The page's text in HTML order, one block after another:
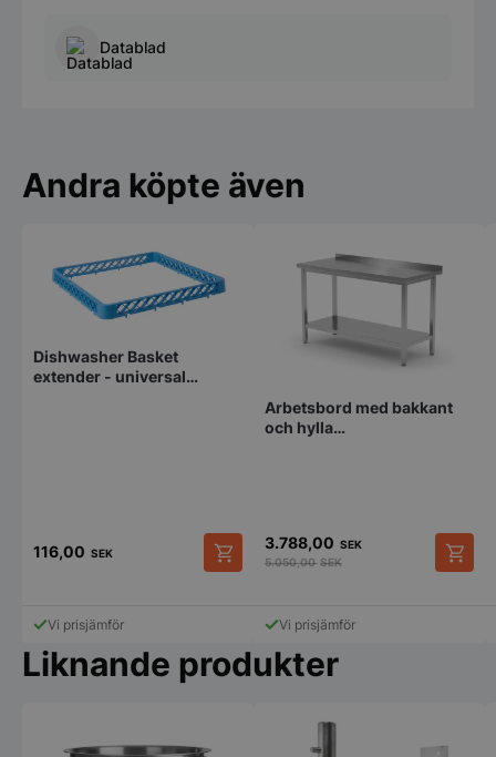
Datablad
Andra köpte även
Dishwasher Basket
extender - universal
116,00 SEK
Vi prisjämför
Arbetsbord med bakkant
och hylla
3.788,00 SEK
5.050,00SEK
Vi prisjämför
Liknande produkter